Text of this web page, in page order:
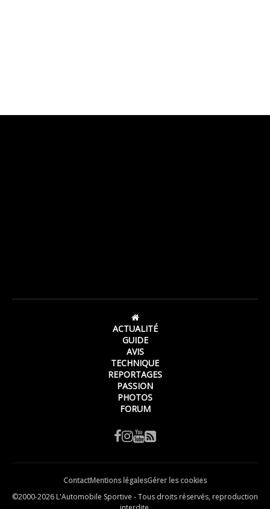
ACTUALITÉ
GUIDE
AVIS
TECHNIQUE
REPORTAGES
PASSION
PHOTOS
FORUM
ContactMentions légalesGérer les cookies
©2000-2026 L'Automobile Sportive - Tous droits réservés, reproduction